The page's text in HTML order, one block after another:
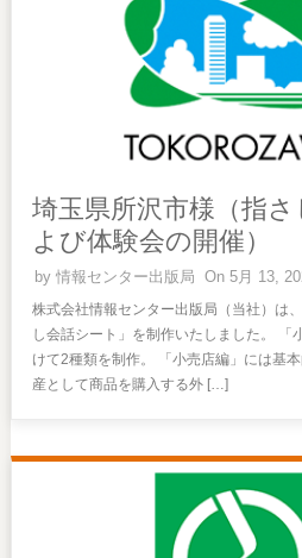
埼玉県所沢市様（指
よび体験会の開催）
by情報センター出版局 On 5月 13,
株式会社情報センター出版局（当社）は
し会話シート」を制作いたしました。 「
けて2種類を制作。 「小売店編」には基
産として商品を購入する外 […]